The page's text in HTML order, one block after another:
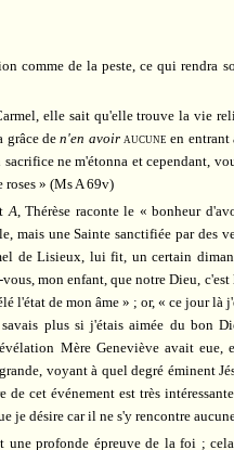
comme de la peste, ce qui rendra
elle sait qu'elle trouve la vie
grâce den'en avoir aucune en
ne m'étonna et cependant,
roses » (Ms A 69v)
A, Thérèse raconte le « bonheur
mais une Sainte sanctifiée par des
de Lisieux, lui fit, un certain
mon enfant, que notre Dieu,
l'état de mon âme » ; or, « ce jour là
plus si j'étais aimée du bon
Mère Geneviève avait eue,
voyant à quel degré éminent
de cet événement est très
je désire car il ne s'y rencontre
une profonde épreuve de la foi ;